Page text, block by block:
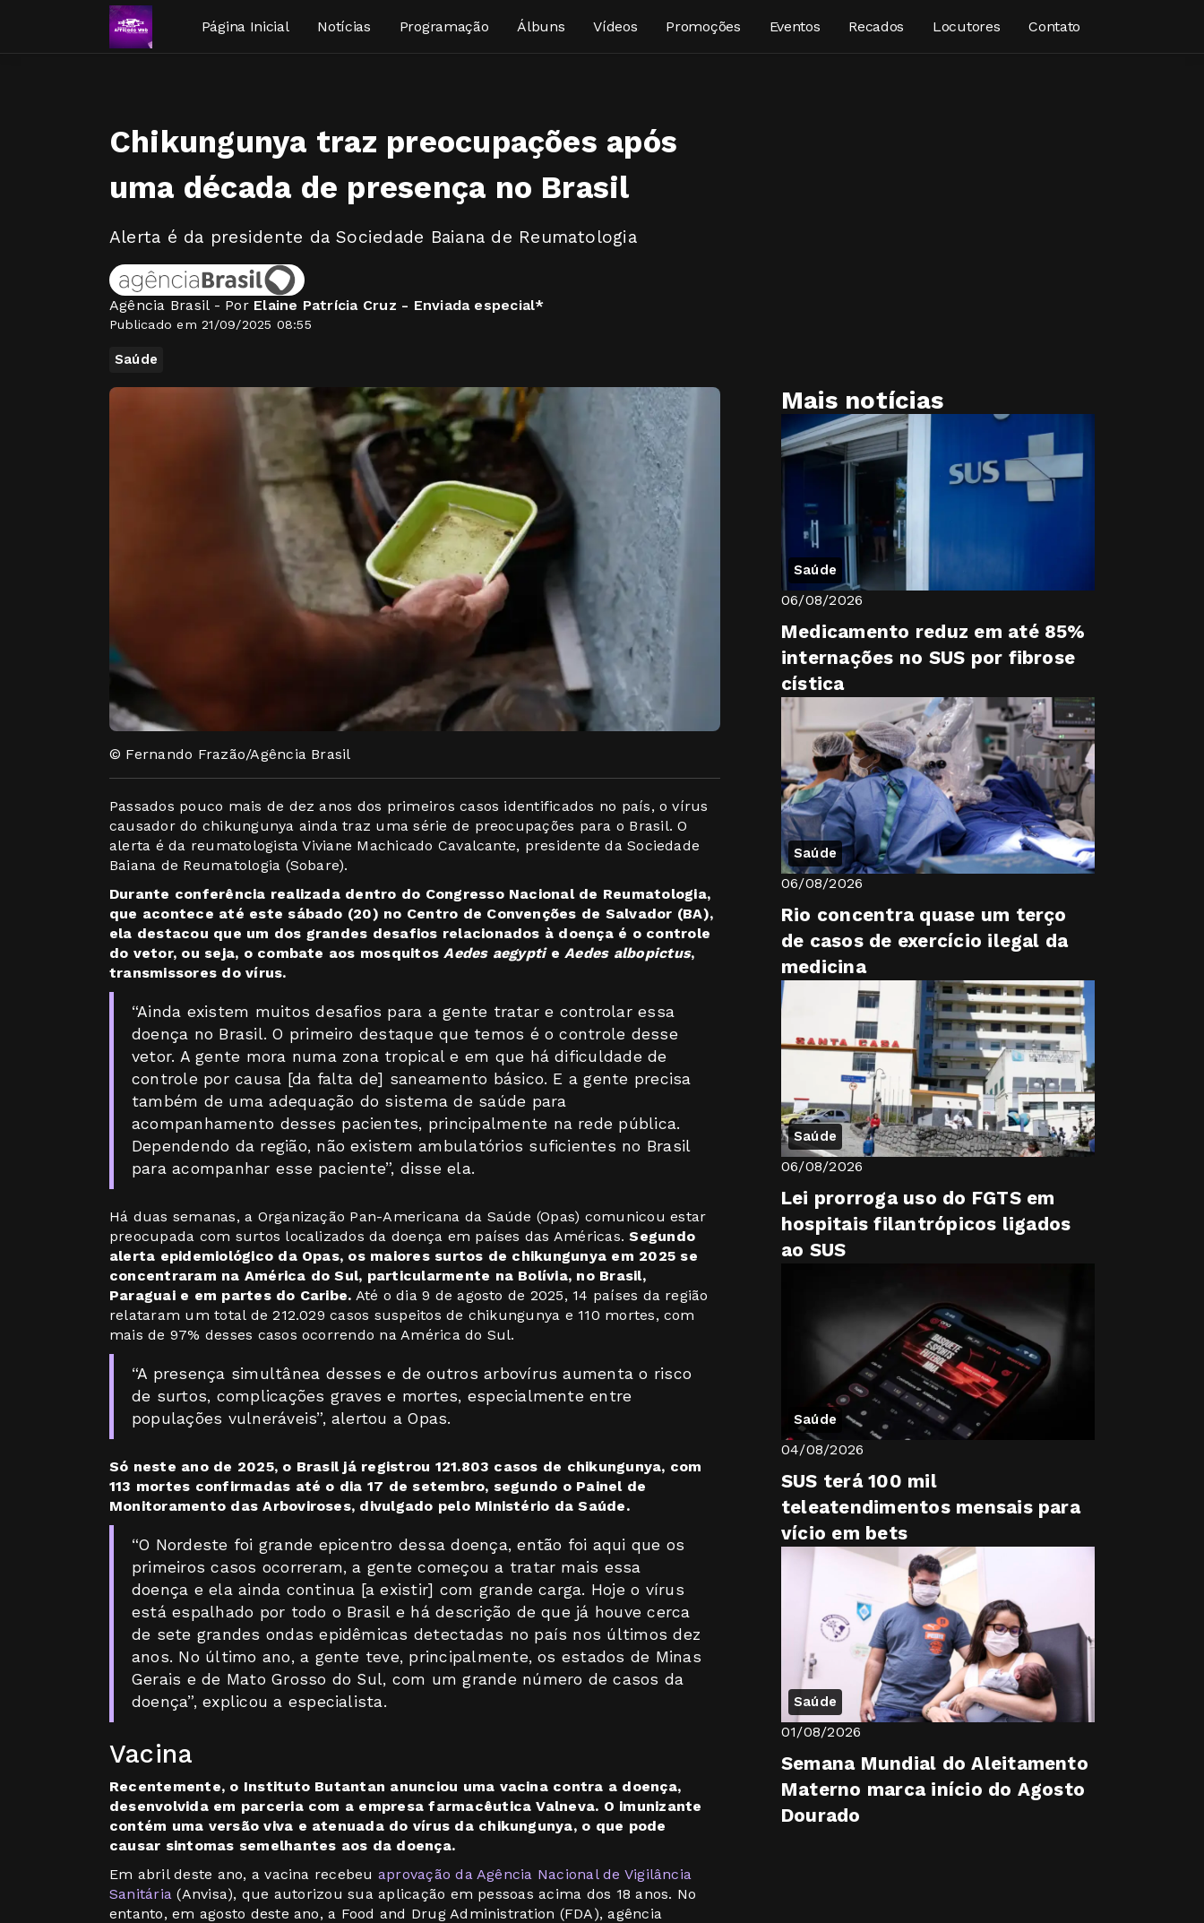
Página Inicial Notícias Programação Álbuns Vídeos Promoções Eventos Recados Locutores Contato
Chikungunya traz preocupações após
uma década de presença no Brasil
Alerta é da presidente da Sociedade Baiana de Reumatologia
Agência Brasil - Por Elaine Patrícia Cruz - Enviada especial*
Publicado em 21/09/2025 08:55
Saúde
© Fernando Frazão/Agência Brasil
Passados pouco mais de dez anos dos primeiros casos identificados no país, o vírus
causador do chikungunya ainda traz uma série de preocupações para o Brasil. O
alerta é da reumatologista Viviane Machicado Cavalcante, presidente da Sociedade
Baiana de Reumatologia (Sobare).
Durante conferência realizada dentro do Congresso Nacional de Reumatologia,
que acontece até este sábado (20) no Centro de Convenções de Salvador (BA),
ela destacou que um dos grandes desafios relacionados à doença é o controle
do vetor, ou seja, o combate aos mosquitos Aedes aegyptie Aedes albopictus,
transmissores do vírus.
“Ainda existem muitos desafios para a gente tratar e controlar essa
doença no Brasil. O primeiro destaque que temos é o controle desse
vetor. A gente mora numa zona tropical e em que há dificuldade de
controle por causa [da falta de] saneamento básico. E a gente precisa
também de uma adequação do sistema de saúde para
acompanhamento desses pacientes, principalmente na rede pública.
Dependendo da região, não existem ambulatórios suficientes no Brasil
para acompanhar esse paciente”, disse ela.
Há duas semanas, a Organização Pan-Americana da Saúde (Opas) comunicou estar
preocupada com surtos localizados da doença em países das Américas.Segundo
alerta epidemiológico da Opas, os maiores surtos de chikungunya em 2025 se
concentraram na América do Sul, particularmente na Bolívia, no Brasil,
Paraguai e em partes do Caribe. Até o dia 9 de agosto de 2025, 14 países da região
relataram um total de 212.029 casos suspeitos de chikungunya e 110 mortes, com
mais de 97% desses casos ocorrendo na América do Sul.
“A presença simultânea desses e de outros arbovírus aumenta o risco
de surtos, complicações graves e mortes, especialmente entre
populações vulneráveis”, alertou a Opas.
Só neste ano de 2025, o Brasil já registrou 121.803 casos de chikungunya, com
113 mortes confirmadas até o dia 17 de setembro, segundo o Painel de
Monitoramento das Arboviroses, divulgado pelo Ministério da Saúde.
“O Nordeste foi grande epicentro dessa doença, então foi aqui que os
primeiros casos ocorreram, a gente começou a tratar mais essa
doença e ela ainda continua [a existir] com grande carga. Hoje o vírus
está espalhado por todo o Brasil e há descrição de que já houve cerca
de sete grandes ondas epidêmicas detectadas no país nos últimos dez
anos. No último ano, a gente teve, principalmente, os estados de Minas
Gerais e de Mato Grosso do Sul, com um grande número de casos da
doença”, explicou a especialista.
Vacina
Recentemente, o Instituto Butantan anunciou uma vacina contra a doença,
desenvolvida em parceria com a empresa farmacêutica Valneva. O imunizante
contém uma versão viva e atenuada do vírus da chikungunya, o que pode
causar sintomas semelhantes aos da doença.
Em abril deste ano, a vacina recebeu aprovação da Agência Nacional de Vigilância
Sanitária (Anvisa), que autorizou sua aplicação em pessoas acima dos 18 anos. No
entanto, em agosto deste ano, a Food and Drug Administration (FDA), agência
Mais notícias
Saúde
06/08/2026
Medicamento reduz em até 85%
internações no SUS por fibrose
cística
Saúde
06/08/2026
Rio concentra quase um terço
de casos de exercício ilegal da
medicina
Saúde
06/08/2026
Lei prorroga uso do FGTS em
hospitais filantrópicos ligados
ao SUS
Saúde
04/08/2026
SUS terá 100 mil
teleatendimentos mensais para
vício em bets
Saúde
01/08/2026
Semana Mundial do Aleitamento
Materno marca início do Agosto
Dourado